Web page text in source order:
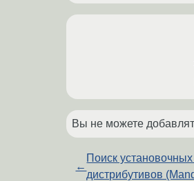
Вы не можете
←
Поиск
дистрибутивов